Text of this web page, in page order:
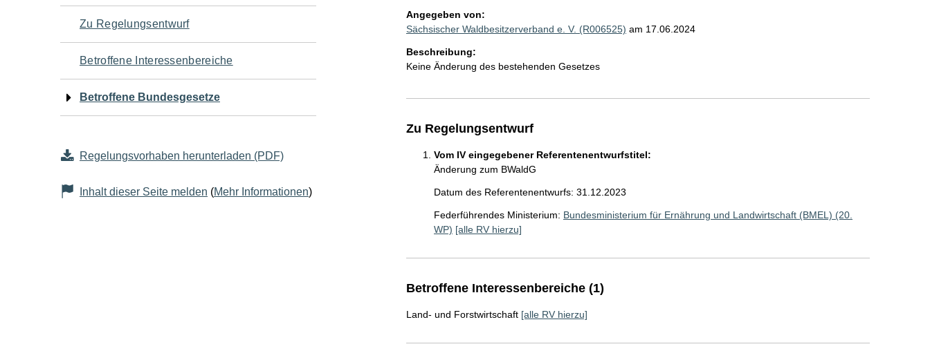
für
den
Seiteninhalt
Zu Regelungsentwurf
Betroffene Interessenbereiche
Betroffene Bundesgesetze
Regelungsvorhaben herunterladen (PDF)
Inhalt dieser Seite melden (Mehr Informationen)
Angegeben von:
Sächsischer Waldbesitzerverband e. V. (R006525) am 17.06.2024
Beschreibung:
Keine Änderung des bestehenden Gesetzes
Zu Regelungsentwurf
Vom IV eingegebener Referentenentwurfstitel:
Änderung zum BWaldG
Datum des Referentenentwurfs: 31.12.2023
Federführendes Ministerium: Bundesministerium für Ernährung und Landwirtschaft (BMEL) (20.
WP) [alle RV hierzu]
Betroffene Interessenbereiche (1)
Land- und Forstwirtschaft [alle RV hierzu]